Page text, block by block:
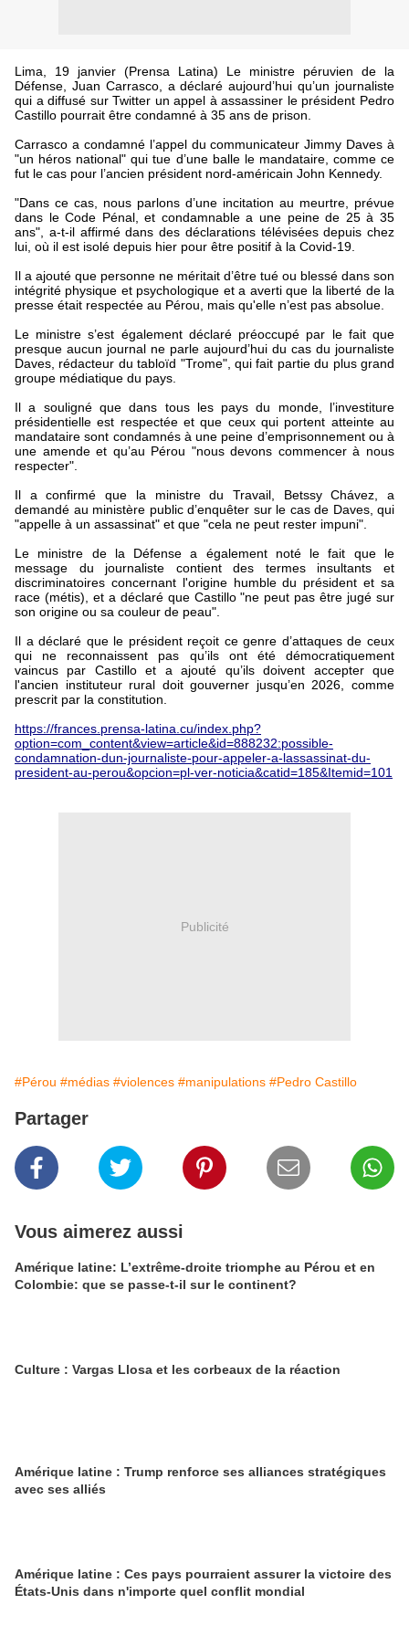
Lima, 19 janvier (Prensa Latina) Le ministre péruvien de la
Défense, Juan Carrasco, a déclaré aujourd’hui qu’un journaliste
qui a diffusé sur Twitter un appel à assassiner le président Pedro
Castillo pourrait être condamné à 35 ans de prison.
Carrasco a condamné l’appel du communicateur Jimmy Daves à
"un héros national" qui tue d’une balle le mandataire, comme ce
fut le cas pour l’ancien président nord-américain John Kennedy.
"Dans ce cas, nous parlons d’une incitation au meurtre, prévue
dans le Code Pénal, et condamnable a une peine de 25 à 35
ans", a-t-il affirmé dans des déclarations télévisées depuis chez
lui, où il est isolé depuis hier pour être positif à la Covid-19.
Il a ajouté que personne ne méritait d’être tué ou blessé dans son
intégrité physique et psychologique et a averti que la liberté de la
presse était respectée au Pérou, mais qu'elle n’est pas absolue.
Le ministre s’est également déclaré préoccupé par le fait que
presque aucun journal ne parle aujourd’hui du cas du journaliste
Daves, rédacteur du tabloïd "Trome", qui fait partie du plus grand
groupe médiatique du pays.
Il a souligné que dans tous les pays du monde, l’investiture
présidentielle est respectée et que ceux qui portent atteinte au
mandataire sont condamnés à une peine d’emprisonnement ou à
une amende et qu’au Pérou "nous devons commencer à nous
respecter".
Il a confirmé que la ministre du Travail, Betssy Chávez, a
demandé au ministère public d’enquêter sur le cas de Daves, qui
"appelle à un assassinat" et que "cela ne peut rester impuni".
Le ministre de la Défense a également noté le fait que le
message du journaliste contient des termes insultants et
discriminatoires concernant l'origine humble du président et sa
race (métis), et a déclaré que Castillo "ne peut pas être jugé sur
son origine ou sa couleur de peau".
Il a déclaré que le président reçoit ce genre d’attaques de ceux
qui ne reconnaissent pas qu’ils ont été démocratiquement
vaincus par Castillo et a ajouté qu’ils doivent accepter que
l'ancien instituteur rural doit gouverner jusqu’en 2026, comme
prescrit par la constitution.
https://frances.prensa-latina.cu/index.php?
option=com_content&view=article&id=888232:possible-
condamnation-dun-journaliste-pour-appeler-a-lassassinat-du-
president-au-perou&opcion=pl-ver-noticia&catid=185&Itemid=101
Publicité
#Pérou #médias #violences #manipulations #Pedro Castillo
Partager
Vous aimerez aussi
Amérique latine: L’extrême-droite triomphe au Pérou et en
Colombie: que se passe-t-il sur le continent?
Culture : Vargas Llosa et les corbeaux de la réaction
Amérique latine : Trump renforce ses alliances stratégiques
avec ses alliés
Amérique latine : Ces pays pourraient assurer la victoire des
États-Unis dans n'importe quel conflit mondial